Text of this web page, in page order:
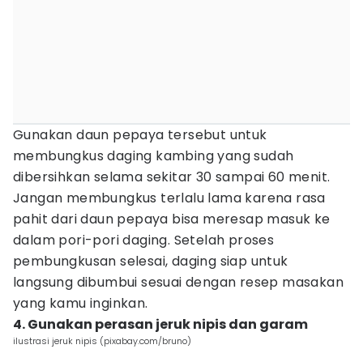
Gunakan daun pepaya tersebut untuk
membungkus daging kambing yang sudah
dibersihkan selama sekitar 30 sampai 60 menit.
Jangan membungkus terlalu lama karena rasa
pahit dari daun pepaya bisa meresap masuk ke
dalam pori-pori daging. Setelah proses
pembungkusan selesai, daging siap untuk
langsung dibumbui sesuai dengan resep masakan
yang kamu inginkan.
4. Gunakan perasan jeruk nipis dan garam
ilustrasi jeruk nipis (pixabay.com/bruno)